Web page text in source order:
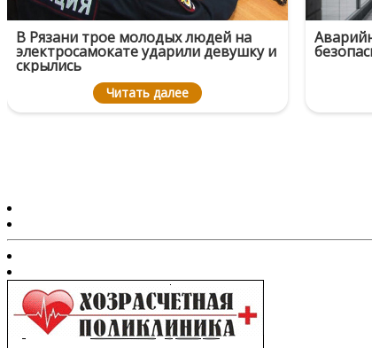
В Рязани трое молодых людей на
электросамокате ударили девушку и
скрылись
Читать далее